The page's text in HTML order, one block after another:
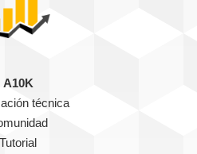
A10K
técnica
Tutorial